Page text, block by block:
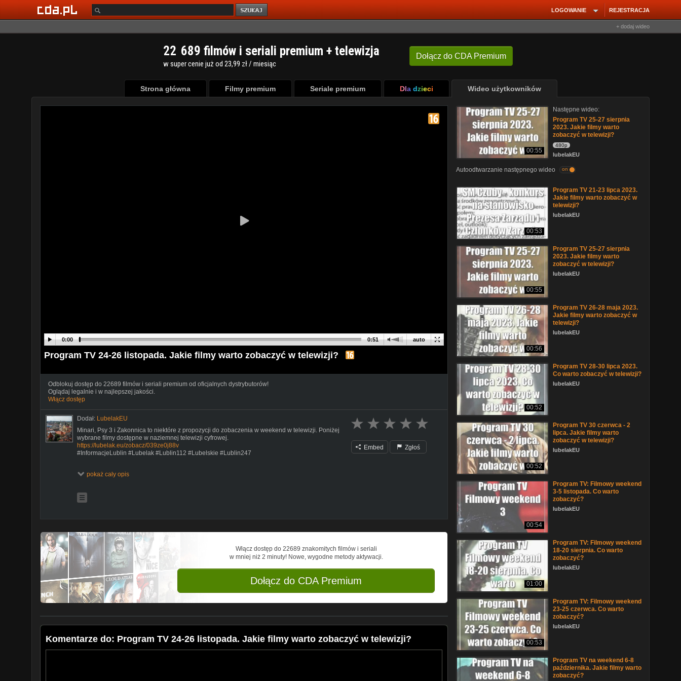
REJESTRACJA
LOGOWANIE
+ dodaj wideo
Dołącz do CDA Premium
22 689 filmów i seriali premium + telewizja
w super cenie już od 23,99 zł / miesiąc
Strona główna Filmy premium Seriale premium Dla dzieci Wideo użytkowników
auto
0:00 0:51
Program TV 24-26 listopada. Jakie filmy warto zobaczyć w telewizji?
Odblokuj dostęp do 22689 filmów i seriali premium od oficjalnych dystrybutorów!
Oglądaj legalnie i w najlepszej jakości.
Włącz dostęp
Dodał: LubelakEU
Minari, Psy 3 i Zakonnica to niektóre z propozycji do zobaczenia w weekend w telewizji. Poniżej
wybrane filmy dostępne w naziemnej telewizji cyfrowej.
https://lubelak.eu/zobacz/039ze0j88v
#InformacjeLublin #Lubelak #Lublin112 #Lubelskie #Lublin247
https://www.youtube.com/@lubelakeu/playlists
*Pozostałe wiadomości z Lubelszczyzny z ostatnich 48 godzin:*
Zamość: Konkurs na kandydata na stanowisko dyrektora Muzeum Zamojskiego w Zamościu
https://lubelak.eu/shorts/9nz42Y-vxDc
Lublin: Lubelscy naukowcy na prestiżowej liście najbardziej wpływowych ludzi nauki ...
https://lubelak.eu/shorts/BqVkqFyqW-8
Stare lodówki jak kopalnie. Tak to robi się w Lublinie
https://lubelak.eu/shorts/TSd0zIyVbOY
Chełm: Będzie lodowisko na placu
https://lubelak.eu/shorts/7ucxgZUT0p8
Świdnik: Krople LIX kiedy można po nie sięgnąć?
https://lubelak.eu/shorts/NV7ncFYEAJI
pokaż cały opis
Embed Zgłoś
Włącz dostęp do 22689 znakomitych filmów i seriali
w mniej niż 2 minuty! Nowe, wygodne metody aktywacji.
Dołącz do CDA Premium
Komentarze do: Program TV 24-26 listopada. Jakie filmy warto zobaczyć w telewizji?
00:55
Następne wideo:
Program TV 25-27 sierpnia
2023. Jakie filmy warto
zobaczyć w telewizji?
480p
lubelakEU
Autoodtwarzanie następnego wideo on
00:53
Program TV 21-23 lipca 2023.
Jakie filmy warto zobaczyć w
telewizji?
lubelakEU
00:55
Program TV 25-27 sierpnia
2023. Jakie filmy warto
zobaczyć w telewizji?
lubelakEU
00:56
Program TV 26-28 maja 2023.
Jakie filmy warto zobaczyć w
telewizji?
lubelakEU
00:52
Program TV 28-30 lipca 2023.
Co warto zobaczyć w telewizji?
lubelakEU
00:52
Program TV 30 czerwca - 2
lipca. Jakie filmy warto
zobaczyć w telewizji?
lubelakEU
00:54
Program TV: Filmowy weekend
3-5 listopada. Co warto
zobaczyć?
lubelakEU
01:00
Program TV: Filmowy weekend
18-20 sierpnia. Co warto
zobaczyć?
lubelakEU
00:53
Program TV: Filmowy weekend
23-25 czerwca. Co warto
zobaczyć?
lubelakEU
Program TV na weekend 6-8
października. Jakie filmy warto
zobaczyć?